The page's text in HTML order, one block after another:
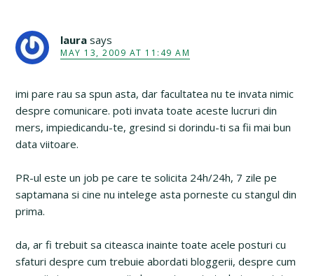
laura says
MAY 13, 2009 AT 11:49 AM
imi pare rau sa spun asta, dar facultatea nu te invata nimic
despre comunicare. poti invata toate aceste lucruri din
mers, impiedicandu-te, gresind si dorindu-ti sa fii mai bun
data viitoare.
PR-ul este un job pe care te solicita 24h/24h, 7 zile pe
saptamana si cine nu intelege asta porneste cu stangul din
prima.
da, ar fi trebuit sa citeasca inainte toate acele posturi cu
sfaturi despre cum trebuie abordati bloggerii, despre cum